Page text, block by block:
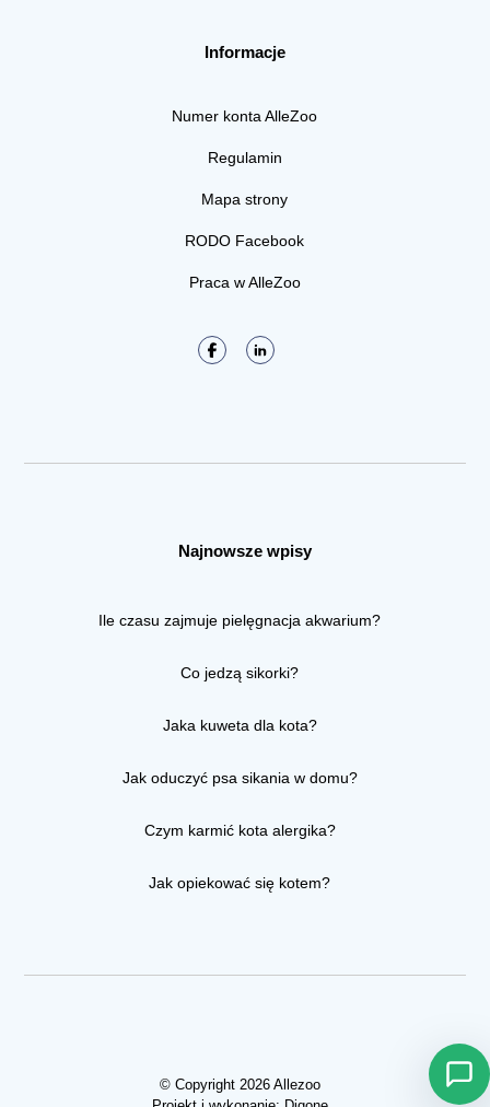
Informacje
Numer konta AlleZoo
Regulamin
Mapa strony
RODO Facebook
Praca w AlleZoo
Najnowsze wpisy
Ile czasu zajmuje pielęgnacja akwarium?
Co jedzą sikorki?
Jaka kuweta dla kota?
Jak oduczyć psa sikania w domu?
Czym karmić kota alergika?
Jak opiekować się kotem?
© Copyright 2026 Allezoo